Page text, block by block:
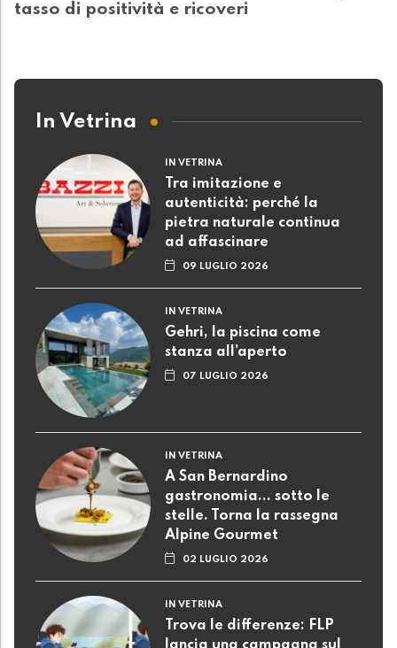
tasso di positività e ricoveri
In Vetrina
IN VETRINA
Tra imitazione e
autenticità: perché la
pietra naturale continua
ad affascinare
09 LUGLIO 2026
IN VETRINA
Gehri, la piscina come
stanza all’aperto
07 LUGLIO 2026
IN VETRINA
A San Bernardino
gastronomia... sotto le
stelle. Torna la rassegna
Alpine Gourmet
02 LUGLIO 2026
IN VETRINA
Trova le differenze: FLP